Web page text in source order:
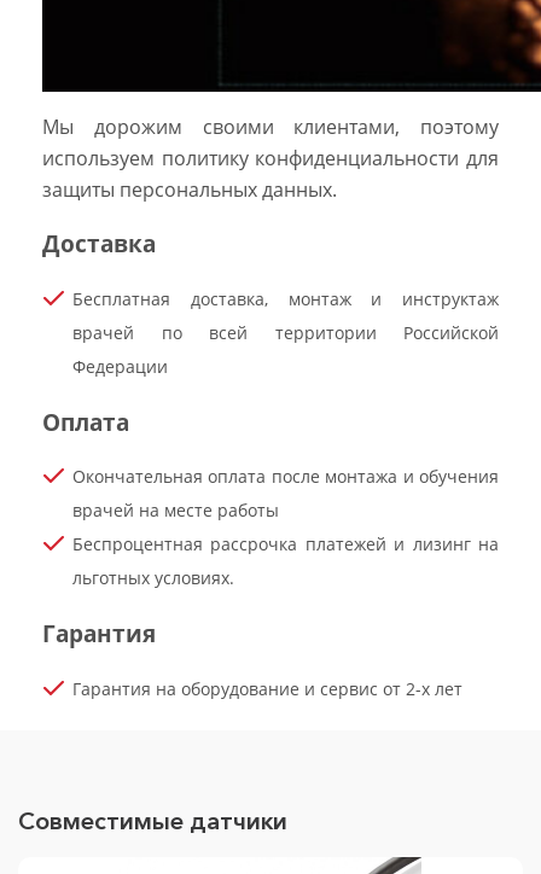
Мы дорожим своими клиентами, поэтому
используем политику конфиденциальности для
защиты персональных данных.
Доставка
Бесплатная доставка, монтаж и инструктаж
врачей по всей территории Российской
Федерации
Оплата
Окончательная оплата после монтажа и обучения
врачей на месте работы
Беспроцентная рассрочка платежей и лизинг на
льготных условиях.
Гарантия
Гарантия на оборудование и сервис от 2-х лет
Совместимые датчики